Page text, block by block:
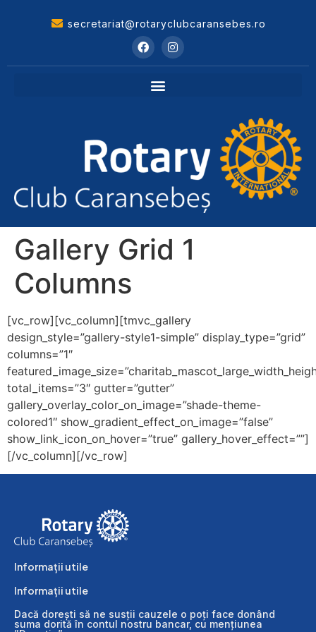
secretariat@rotaryclubcaransebes.ro
Gallery Grid 1
Columns
[vc_row][vc_column][tmvc_gallery
design_style=”gallery-style1-simple” display_type=”grid”
columns=”1″
total_items=”3″ gutter=”gutter”
gallery_overlay_color_on_image=”shade-theme-
colored1″ show_gradient_effect_on_image=”false”
show_link_icon_on_hover=”true” gallery_hover_effect=””]
[/vc_column][/vc_row]
Informații utile
Informații utile
Dacă dorești să ne susții cauzele o poți face donând
suma dorită în contul nostru bancar, cu mențiunea